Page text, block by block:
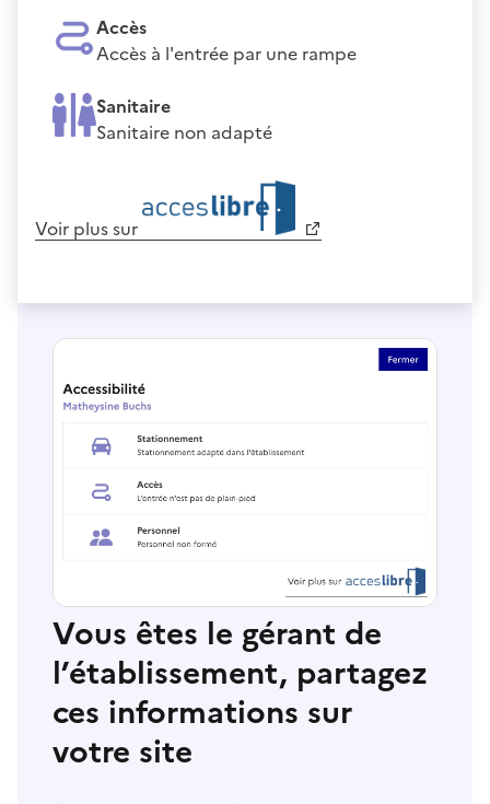
Accès
Accès à l'entrée par une rampe
Sanitaire
Sanitaire non adapté
Voir plus sur
Vous êtes le gérant de
l’établissement, partagez
ces informations sur
votre site